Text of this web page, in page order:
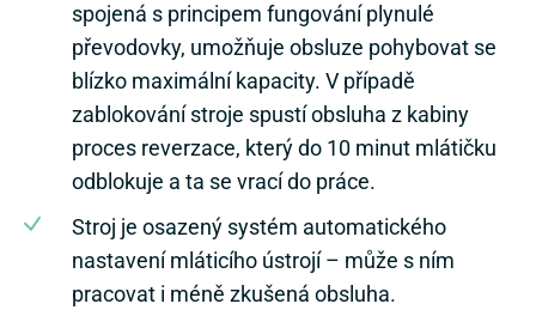
spojená s principem fungování plynulé
převodovky, umožňuje obsluze pohybovat se
blízko maximální kapacity. V případě
zablokování stroje spustí obsluha z kabiny
proces reverzace, který do 10 minut mlátičku
odblokuje a ta se vrací do práce.
Stroj je osazený systém automatického
nastavení mláticího ústrojí – může s ním
pracovat i méně zkušená obsluha.